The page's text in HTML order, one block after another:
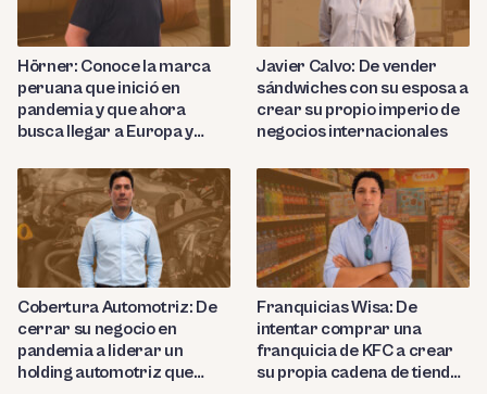
Hörner: Conoce la marca
peruana que inició en
pandemia y que ahora
busca llegar a Europa y
productos de cuero de lujo
Javier Calvo: De vender
sándwiches con su esposa a
crear su propio imperio de
negocios internacionales
Cobertura Automotriz: De
cerrar su negocio en
pandemia a liderar un
holding automotriz que
Franquicias Wisa: De
intentar comprar una
franquicia de KFC a crear
su propia cadena de tiendas